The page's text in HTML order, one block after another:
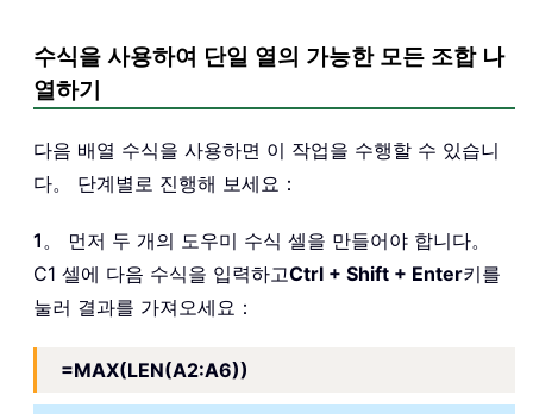
수식을 사용하여 단일 열의 가능한 모든 조합 나
열하기
다음 배열 수식을 사용하면 이 작업을 수행할 수 있습니
다。 단계별로 진행해 보세요：
1。 먼저 두 개의 도우미 수식 셀을 만들어야 합니다。
C1 셀에 다음 수식을 입력하고Ctrl + Shift + Enter키를
눌러 결과를 가져오세요：
=MAX(LEN(A2:A6))